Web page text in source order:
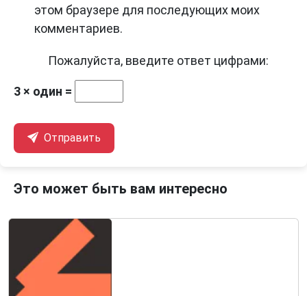
этом браузере для последующих моих
комментариев.
Пожалуйста, введите ответ цифрами:
3 × один =
Отправить
Это может быть вам интересно